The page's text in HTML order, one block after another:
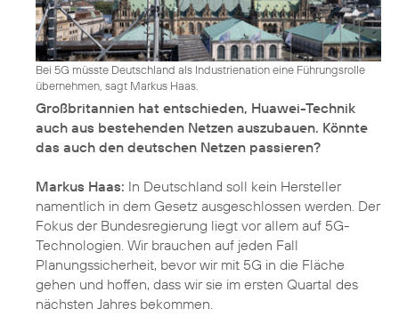
Bei 5G müsste Deutschland als Industrienation eine Führungsrolle
übernehmen, sagt Markus Haas.
Großbritannien hat entschieden, Huawei-Technik
auch aus bestehenden Netzen auszubauen. Könnte
das auch den deutschen Netzen passieren?
Markus Haas: In Deutschland soll kein Hersteller
namentlich in dem Gesetz ausgeschlossen werden. Der
Fokus der Bundesregierung liegt vor allem auf 5G-
Technologien. Wir brauchen auf jeden Fall
Planungssicherheit, bevor wir mit 5G in die Fläche
gehen und hoffen, dass wir sie im ersten Quartal des
nächsten Jahres bekommen.